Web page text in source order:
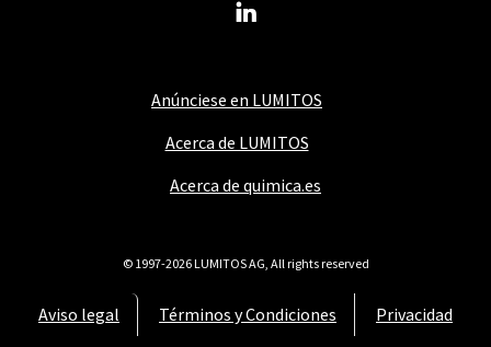
Anúnciese en LUMITOS
Acerca de LUMITOS
Acerca de quimica.es
Aviso legal Términos y Condiciones Privacidad
© 1997-2026 LUMITOS AG, All rights reserved